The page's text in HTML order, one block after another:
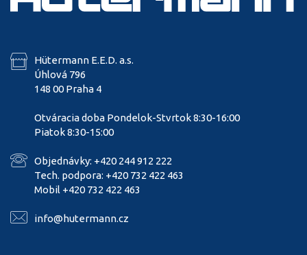
Hütermann E.E.D. a.s.
Úhlová 796
148 00 Praha 4
Otváracia doba Pondelok-Stvrtok 8:30-16:00
Piatok 8:30-15:00
Objednávky: +420 244 912 222
Tech. podpora: +420 732 422 463
Mobil +420 732 422 463
info@hutermann.cz